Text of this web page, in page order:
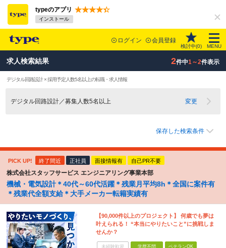
typeのアプリ
インストール
ログイン 会員登録
検討中(0) MENU
求人検索結果 2件中1～2件表示
デジタル回路設計 × 採用予定人数5名以上の転職・求人情報
デジタル回路設計／募集人数5名以上 変更
保存した検索条件
PICK UP! 終了間近 正社員 面接情報有 自己PR不要
株式会社スタッフサービス エンジニアリング事業本部
機械・電気設計＊40代～60代活躍＊残業月平均8h＊全国に案件有
＊残業代全額支給＊大手メーカー転籍実績有
【90,000件以上のプロジェクト】 何歳でも夢は
叶えられる！ “本当にやりたいこと”に挑戦しま
せんか？
未経験歓迎 学歴不問 ベテランOK